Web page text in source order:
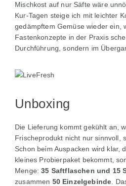
Mischkost auf nur Säfte wäre
Kur-Tagen steige ich mit leichter
gedämpftem Gemüse wieder ein,
Fastenkonzepte in der Praxis
Durchführung, sondern im
Unboxing
Die Lieferung kommt gekühlt an,
Frischeprodukt nicht nur sinnvoll,
Schon beim Auspacken wird klar,
kleines Probierpaket bekommt,
Menge:35 Saftflaschen und 15
zusammen 50 Einzelgebinde .